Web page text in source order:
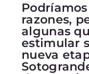
razones,
algunas
estimular
nueva